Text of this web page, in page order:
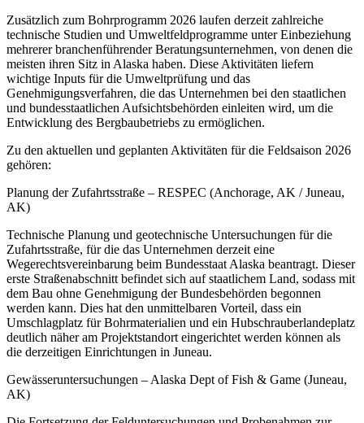
Zusätzlich zum Bohrprogramm 2026 laufen derzeit zahlreiche
technische Studien und Umweltfeldprogramme unter Einbeziehung
mehrerer branchenführender Beratungsunternehmen, von denen die
meisten ihren Sitz in Alaska haben. Diese Aktivitäten liefern
wichtige Inputs für die Umweltprüfung und das
Genehmigungsverfahren, die das Unternehmen bei den staatlichen
und bundesstaatlichen Aufsichtsbehörden einleiten wird, um die
Entwicklung des Bergbaubetriebs zu ermöglichen.
Zu den aktuellen und geplanten Aktivitäten für die Feldsaison 2026
gehören:
Planung der Zufahrtsstraße – RESPEC (Anchorage, AK / Juneau,
AK)
Technische Planung und geotechnische Untersuchungen für die
Zufahrtsstraße, für die das Unternehmen derzeit eine
Wegerechtsvereinbarung beim Bundesstaat Alaska beantragt. Dieser
erste Straßenabschnitt befindet sich auf staatlichem Land, sodass mit
dem Bau ohne Genehmigung der Bundesbehörden begonnen
werden kann. Dies hat den unmittelbaren Vorteil, dass ein
Umschlagplatz für Bohrmaterialien und ein Hubschrauberlandeplatz
deutlich näher am Projektstandort eingerichtet werden können als
die derzeitigen Einrichtungen in Juneau.
Gewässeruntersuchungen – Alaska Dept of Fish & Game (Juneau,
AK)